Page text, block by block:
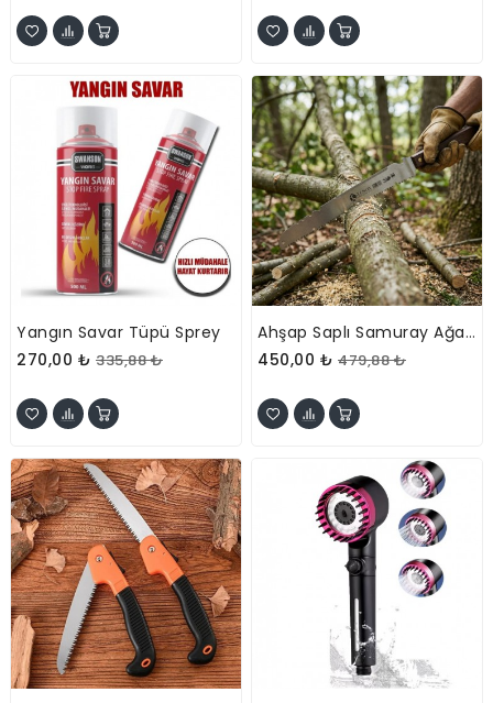
Yangın Savar Tüpü Sprey
270,00 ₺ 335,88 ₺
Ahşap Saplı Samuray Ağaç Budama Testeresi
450,00 ₺ 479,88 ₺